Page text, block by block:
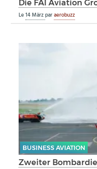
Die FAI Aviation
Le14 Märzparaerobuzz
BUSINESS AVIATION
Zweiter